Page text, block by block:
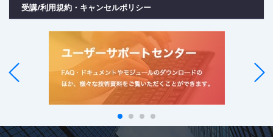
受講/利用規約・キャンセルポリシー